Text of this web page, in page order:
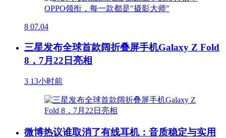
8 07.04
三星发布全球首款阔折叠屏手机Galaxy Z Fold
8，7月22日亮相
3 13小时前
微博热议谁取消了有线耳机：音质稳定与实用